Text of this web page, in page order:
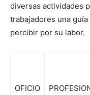
diversas actividades
trabajadores una
percibir por su labor.
OFICIO